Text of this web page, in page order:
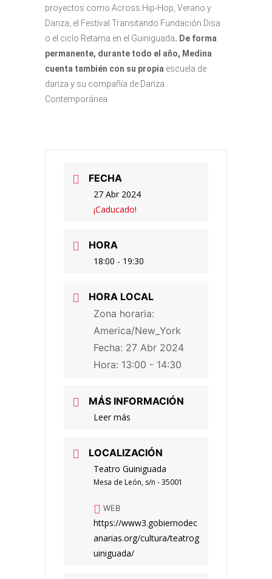
proyectos como Across Hip-Hop, Verano y
Danza, el Festival Transitando Fundación Disa
o el ciclo Retama en el Guiniguada. De forma
permanente, durante todo el año, Medina
cuenta también con su propia escuela de
danza y su compañía de Danza
Contemporánea.
FECHA
27 Abr 2024
¡Caducado!
HORA
18:00 - 19:30
HORA LOCAL
Zona horaria:
America/New_York
Fecha: 27 Abr 2024
Hora: 13:00 - 14:30
MÁS INFORMACIÓN
Leer más
LOCALIZACIÓN
Teatro Guiniguada
Mesa de León, s/n - 35001
WEB
https://www3.gobiernodec
anarias.org/cultura/teatrog
uiniguada/